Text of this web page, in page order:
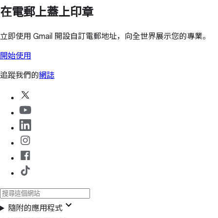
在電郵上蓋上印章
立即使用 Gmail 開設自訂電郵地址，向全世界展示您的專業。
開始使用
追蹤我們的網誌
隨附的應用程式